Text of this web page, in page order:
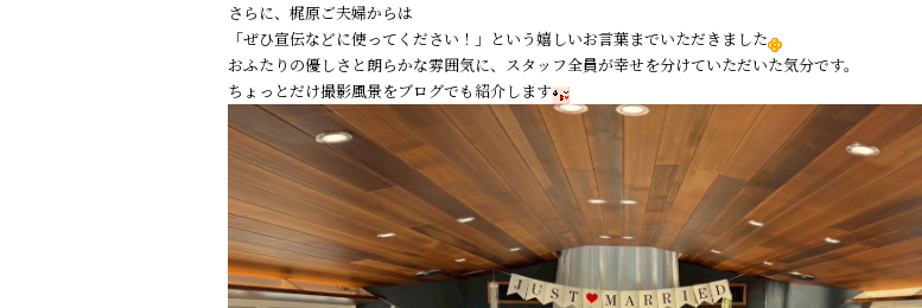
さらに、梶原ご夫婦からは
「ぜひ宣伝などに使ってください！」という嬉しいお言葉までいただきました
おふたりの優しさと朗らかな雰囲気に、スタッフ全員が幸せを分けていただいた気分です。
ちょっとだけ撮影風景をブログでも紹介します